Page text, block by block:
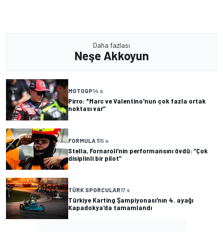
Daha fazlası
Neşe Akkoyun
MOTOGP14 s
Pirro: "Marc ve Valentino'nun çok fazla ortak
noktası var”
FORMULA 115 s
Stella, Fornaroli'nin performansını övdü: “Çok
disiplinli bir pilot”
TÜRK SPORCULAR17 s
Türkiye Karting Şampiyonası'nın 4. ayağı
Kapadokya'da tamamlandı